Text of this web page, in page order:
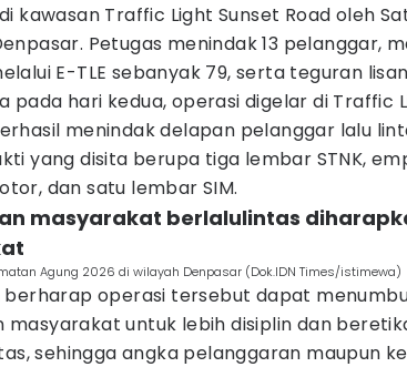
kawasan Traffic Light Sunset Road oleh
Petugas menindak 13 pelanggar,
E-TLE sebanyak 79, serta teguran
pada hari kedua, operasi digelar di Traffic
menindak delapan pelanggar lalu
yang disita berupa tiga lembar STNK,
dan satu lembar SIM.
masyarakat berlalulintas
Agung 2026 di wilayah Denpasar (Dok.IDN Times/istimewa)
berharap operasi tersebut dapat
masyarakat untuk lebih disiplin dan
sehingga angka pelanggaran maupun